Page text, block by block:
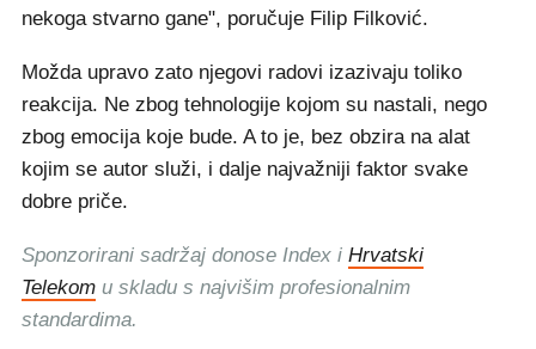
nekoga stvarno gane", poručuje Filip Filković.
Možda upravo zato njegovi radovi izazivaju toliko
reakcija. Ne zbog tehnologije kojom su nastali, nego
zbog emocija koje bude. A to je, bez obzira na alat
kojim se autor služi, i dalje najvažniji faktor svake
dobre priče.
Sponzorirani sadržaj donose Index i Hrvatski
Telekom u skladu s najvišim profesionalnim
standardima.